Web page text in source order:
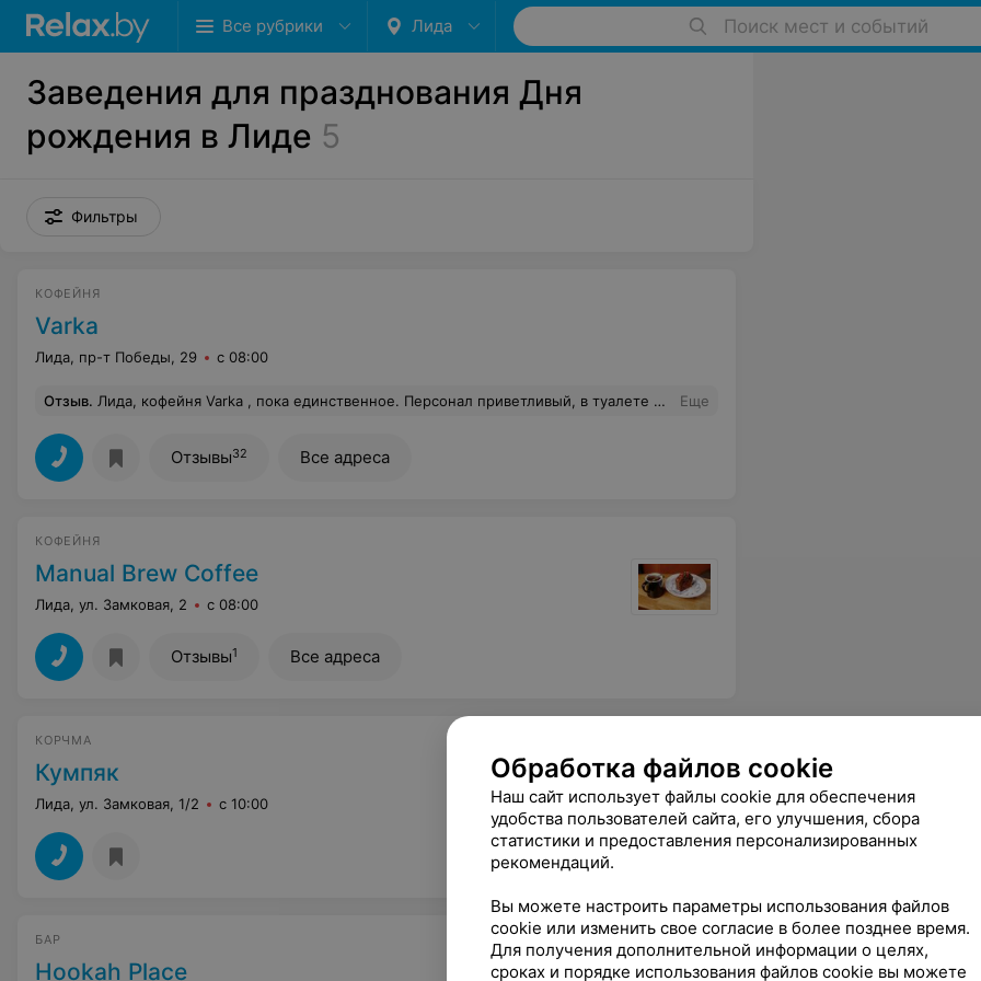
Все рубрики Лида Поиск мест и событий
Заведения для празднования Дня
рождения в Лиде 5
Фильтры
КОФЕЙНЯ
Varka
Лида, пр-т Победы, 29 с 08:00
Отзыв. Лида, кофейня Varka , пока единственное. Персонал приветливый, в туалете не было салфеток, цветы живый в вазочках на столах. Кофе эспрессо не понравился, копучино тоже. Музыка: громкий звук тяжёлая, депрессивная. Утром в субботу точно не такую хочу слушать Еще
Отзывы32 Все адреса
КОФЕЙНЯ
Manual Brew Coffee
Лида, ул. Замковая, 2 с 08:00
Отзывы1 Все адреса
КОРЧМА
Кумпяк
Лида, ул. Замковая, 1/2 с 10:00
БАР
Hookah Place
Обработка файлов cookie
Наш сайт использует файлы cookie для обеспечения
удобства пользователей сайта, его улучшения, сбора
статистики и предоставления персонализированных
рекомендаций.
Вы можете настроить параметры использования файлов
cookie или изменить свое согласие в более позднее время.
Для получения дополнительной информации о целях,
сроках и порядке использования файлов cookie вы можете